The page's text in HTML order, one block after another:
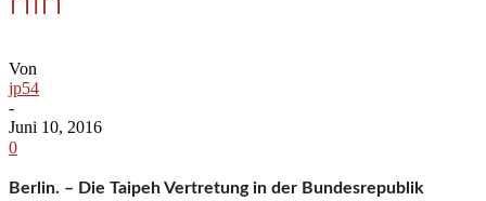
Von
jp54
-
Juni 10, 2016
0
Berlin. – Die Taipeh Vertretung in der Bundesrepublik